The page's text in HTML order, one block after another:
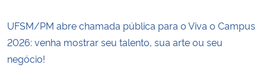
UFSM/PM abre chamada pública para o Viva o Campus
2026: venha mostrar seu talento, sua arte ou seu
negócio!